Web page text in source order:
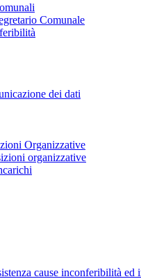
Comunale
dei dati
Organizzative
organizzative
cause inconferibilità